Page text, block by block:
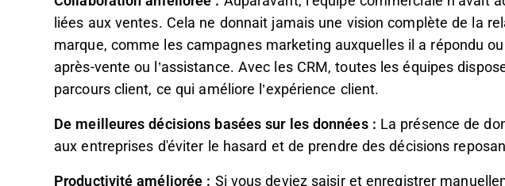
liées aux ventes. Cela ne donnait jamais une vision complète de la
marque, comme les campagnes marketing auxquelles il a répondu
après-vente ou l’assistance. Avec les CRM, toutes les équipes
parcours client, ce qui améliore l’expérience client.
De meilleures décisions basées sur les données : La présence de
aux entreprises d'éviter le hasard et de prendre des décisions
Productivité améliorée : Si vous deviez saisir et enregistrer